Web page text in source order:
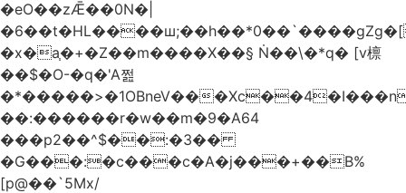
�eO��zǢ��0N�|
�6��t�HL����ш;��h��
�x�a֧�+�Z��m����X��§ Ṅ��\�*q� [v檩
��$�O-�q�'A쩚
�*�����>�1OBneV��
��:������r�w��m�9�A64
���p2��^$��:�3��
�G���:�c���c�A�j���+��B%
[p@��`5Mx/